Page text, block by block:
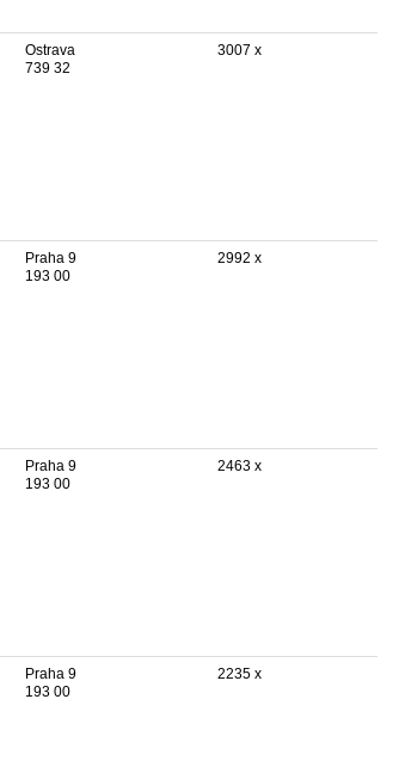
Ostrava
739 32
3007 x
Praha 9
193 00
2992 x
Praha 9
193 00
2463 x
Praha 9
193 00
2235 x